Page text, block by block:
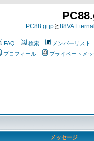
PC88.gr.jpと88VA
FAQ 検索 メンバーリスト
プロフィール
プライベートメ
メッセージ